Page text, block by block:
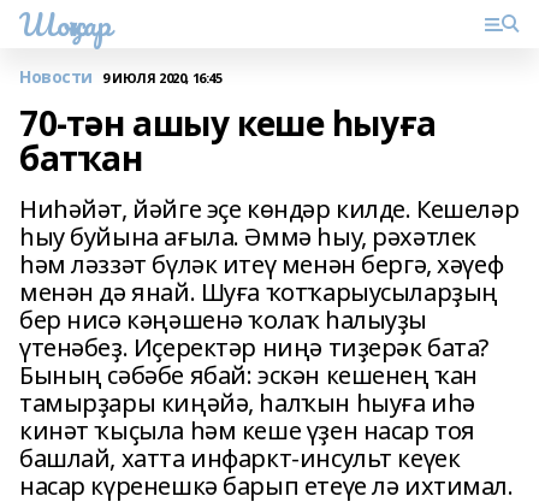
Шоңҡар
Новости 9 ИЮЛЯ 2020, 16:45
70-тән ашыу кеше һыуға
батҡан
Ниһәйәт, йәйге эҫе көндәр килде. Кешеләр
һыу буйына ағыла. Әммә һыу, рәхәтлек
һәм ләззәт бүләк итеү менән бергә, хәүеф
менән дә янай. Шуға ҡотҡарыусыларҙың
бер нисә кәңәшенә ҡолаҡ һалыуҙы
үтенәбеҙ. Иҫеректәр ниңә тиҙерәк бата?
Бының сәбәбе ябай: эскән кешенең ҡан
тамырҙары киңәйә, һалҡын һыуға иһә
кинәт ҡыҫыла һәм кеше үҙен насар тоя
башлай, хатта инфаркт-инсульт кеүек
насар күренешкә барып етеүе лә ихтимал.